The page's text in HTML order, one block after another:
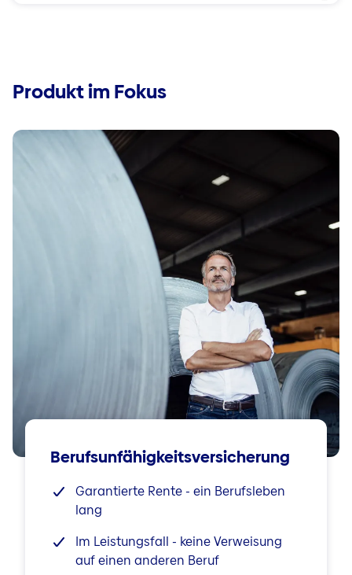
Produkt im Fokus
Berufsunfähigkeitsversicherung
Garantierte Rente - ein Berufsleben
lang
Im Leistungsfall - keine Verweisung
auf einen anderen Beruf